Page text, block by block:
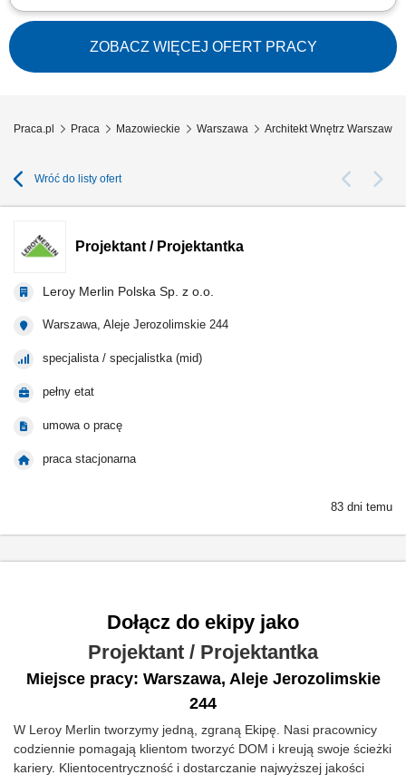
przygotowywanie kompleksowych projektów aranżacji wnętrz zgodnie z
oczekiwaniami klientów, tworzenie dokumentacji technicznej oraz
wizualizacji projektowych, opracowywanie ofert cenowych i zestawień
produktowych, doradztwo w zakresie funkcjonalnych i estetycznych
rozwiązań wnętrzarskich,...
ZOBACZ WIĘCEJ OFERT PRACY
Praca.pl Praca Mazowieckie Warszawa Architekt Wnętrz Warszawa
Wróć do listy ofert
Projektant / Projektantka
Leroy Merlin Polska Sp. z o.o.
Warszawa, Aleje Jerozolimskie 244
specjalista / specjalistka (mid)
pełny etat
umowa o pracę
praca stacjonarna
83 dni temu
Dołącz do ekipy jako
Projektant / Projektantka
Miejsce pracy: Warszawa, Aleje Jerozolimskie
244
W Leroy Merlin tworzymy jedną, zgraną Ekipę. Nasi pracownicy
codziennie pomagają klientom tworzyć DOM i kreują swoje ścieżki
kariery. Klientocentryczność i dostarczanie najwyższej jakości